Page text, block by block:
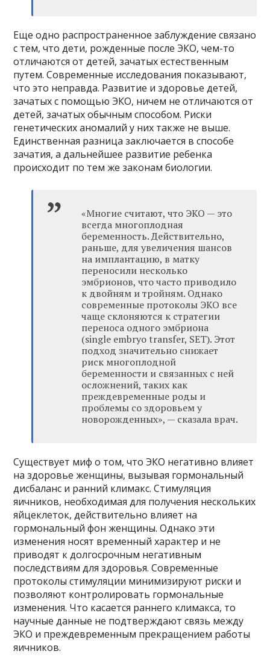
Еще одно распространенное заблуждение связано
с тем, что дети, рожденные после ЭКО, чем-то
отличаются от детей, зачатых естественным
путем. Современные исследования показывают,
что это неправда. Развитие и здоровье детей,
зачатых с помощью ЭКО, ничем не отличаются от
детей, зачатых обычным способом. Риски
генетических аномалий у них также не выше.
Единственная разница заключается в способе
зачатия, а дальнейшее развитие ребенка
происходит по тем же законам биологии.
«Многие считают, что ЭКО — это
всегда многоплодная
беременность. Действительно,
раньше, для увеличения шансов
на имплантацию, в матку
переносили несколько
эмбрионов, что часто приводило
к двойням и тройням. Однако
современные протоколы ЭКО все
чаще склоняются к стратегии
переноса одного эмбриона
(single embryo transfer, SET). Этот
подход значительно снижает
риск многоплодной
беременности и связанных с ней
осложнений, таких как
преждевременные роды и
проблемы со здоровьем у
новорожденных», — сказала врач.
Существует миф о том, что ЭКО негативно влияет
на здоровье женщины, вызывая гормональный
дисбаланс и ранний климакс. Стимуляция
яичников, необходимая для получения нескольких
яйцеклеток, действительно влияет на
гормональный фон женщины. Однако эти
изменения носят временный характер и не
приводят к долгосрочным негативным
последствиям для здоровья. Современные
протоколы стимуляции минимизируют риски и
позволяют контролировать гормональные
изменения. Что касается раннего климакса, то
научные данные не подтверждают связь между
ЭКО и преждевременным прекращением работы
яичников.